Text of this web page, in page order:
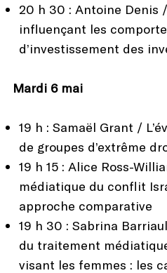
20 h 30 : Antoine Denis
influençant les
d’investissement des
Mardi 6 mai
19 h : Samaël Grant /
de groupes d’extrême
19 h 15 : Alice Ross-
médiatique du conflit
approche comparative
19 h 30 : Sabrina
du traitement
visant les femmes : les